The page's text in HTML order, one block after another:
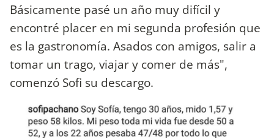
Básicamente pasé un año muy difícil y
encontré placer en mi segunda profesión que
es la gastronomía. Asados con amigos, salir a
tomar un trago, viajar y comer de más",
comenzó Sofi su descargo.